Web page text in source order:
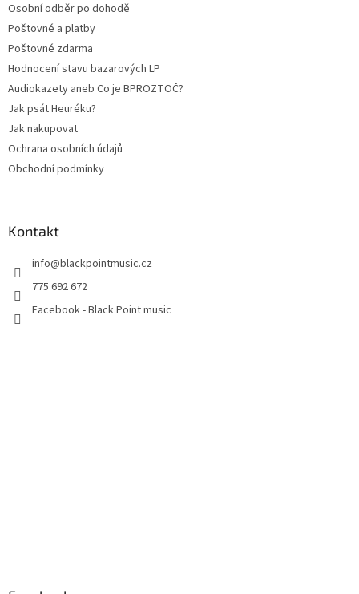
Osobní odběr po dohodě
Poštovné a platby
Poštovné zdarma
Hodnocení stavu bazarových LP
Audiokazety aneb Co je BPROZTOČ?
Jak psát Heuréku?
Jak nakupovat
Ochrana osobních údajů
Obchodní podmínky
Kontakt
info@blackpointmusic.cz
775 692 672
Facebook - Black Point music